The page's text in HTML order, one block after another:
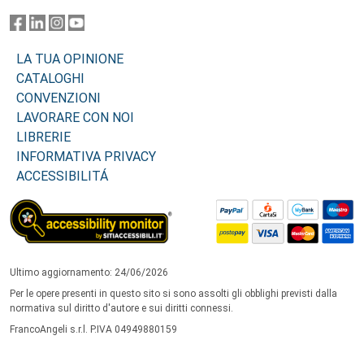
LA TUA OPINIONE
CATALOGHI
CONVENZIONI
LAVORARE CON NOI
LIBRERIE
INFORMATIVA PRIVACY
ACCESSIBILITÁ
Ultimo aggiornamento: 24/06/2026
Per le opere presenti in questo sito si sono assolti gli obblighi previsti dalla
normativa sul diritto d'autore e sui diritti connessi.
FrancoAngeli s.r.l. P.IVA 04949880159